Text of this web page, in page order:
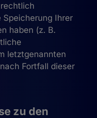
Speicherung Ihrer
haben (z. B.
letztgenannten
Fortfall dieser
zu den